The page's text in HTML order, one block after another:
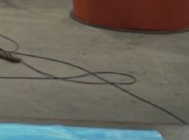
poljoprivredi: "Ona je kao nogomet, svi
što bi trebalo napraviti"